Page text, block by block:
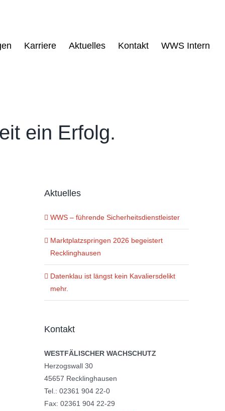
Karriere Aktuelles Kontakt WWS Intern
ein Erfolg.
Aktuelles
WWS – führende Sicherheitsdienstleister
Marktplatzspringen 2026 begeistert
Recklinghausen
Datenklau ist längst kein Kavaliersdelikt
mehr.
Kontakt
WESTFÄLISCHER WACHSCHUTZ
Herzogswall 30
45657 Recklinghausen
Tel.: 02361 904 22-0
Fax: 02361 904 22-29